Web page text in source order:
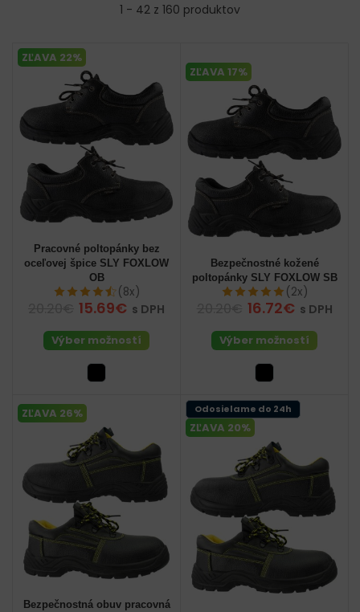
1 - 42 z 160 produktov
ZĽAVA 22%
Pracovné poltopánky bez
oceľovej špice SLY FOXLOW
OB
(8x)
15.69€ s DPH
Výber možností
ZĽAVA 17%
Bezpečnostné kožené
poltopánky SLY FOXLOW SB
(2x)
16.72€ s DPH
Výber možností
ZĽAVA 26%
Bezpečnostná obuv pracovná
ZĽAVA 20%
Odosielame do 24h